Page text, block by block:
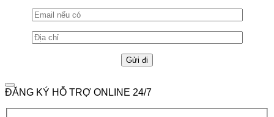
ĐĂNG KÝ HỖ TRỢ ONLINE 24/7